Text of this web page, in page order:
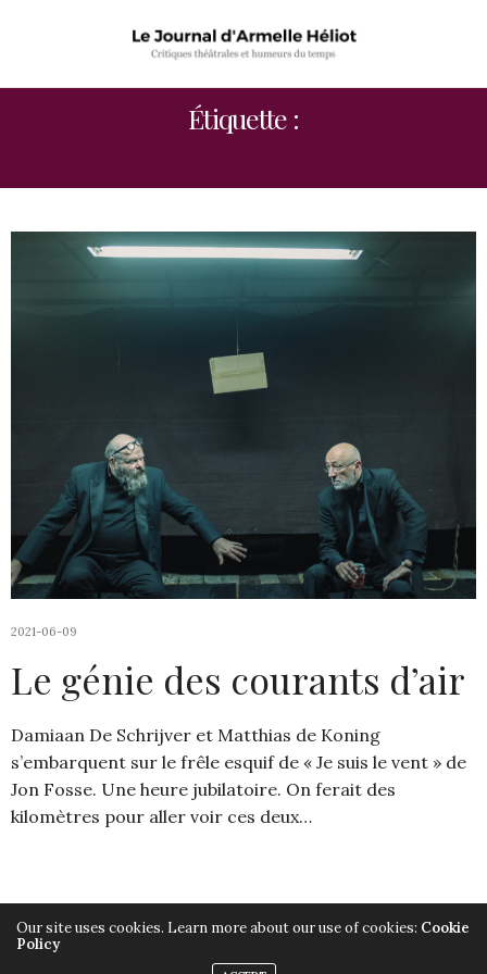
Étiquette :
2021-06-09
Le génie des courants d’air
Damiaan De Schrijver et Matthias de Koning
s’embarquent sur le frêle esquif de « Je suis le vent » de
Jon Fosse. Une heure jubilatoire. On ferait des
kilomètres pour aller voir ces deux…
Our site uses cookies. Learn more about our use of cookies: Cookie
Policy